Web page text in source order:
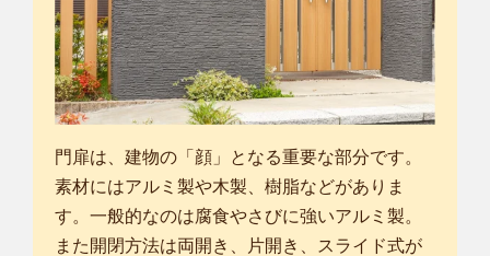
門扉は、建物の「顔」となる重要な部分です。
素材にはアルミ製や木製、樹脂などがありま
す。一般的なのは腐食やさびに強いアルミ製。
また開閉方法は両開き、片開き、スライド式が